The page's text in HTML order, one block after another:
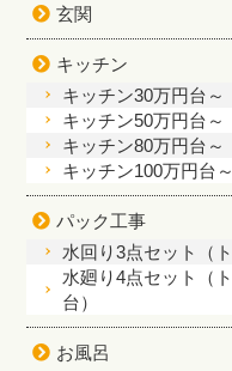
玄関
キッチン
キッチン30万円台～
キッチン50万円台～
キッチン80万円台～
キッチン100万円台～
パック工事
水回り3点セット（
水廻り4点セット（
台）
お風呂